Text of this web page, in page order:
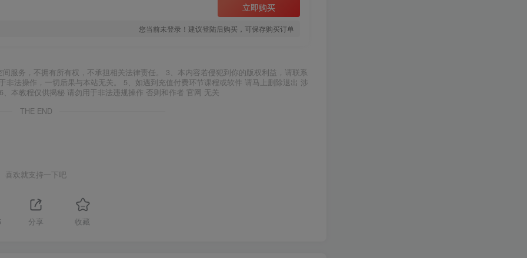
立即购买
您当前未登录！建议登陆后购买，可保存购买订单
服务，不拥有所有权，不承担相关法律责任。 3、本内容若侵犯到你的版权利益，请联系
法操作，一切后果与本站无关。 5、如遇到充值付费环节课程或软件 请马上删除退出 涉
本教程仅供揭秘 请勿用于非法违规操作 否则和作者 官网 无关
THE END
喜欢就支持一下吧
分享 收藏